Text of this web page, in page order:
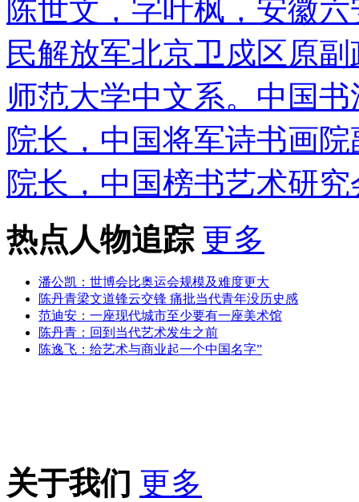
陈世文，字叶枫，安徽
民解放军北京卫戍区原
师范大学中文系。中国
院长，中国将军诗书画
院长，中国榜书艺术研
热点人物追踪 更多
潘公凯：世博会比奥运会规模及难度更大
陈丹青梁文道锋云交锋 痛批当代青年没历史感
范迪安：一座现代城市至少要有一座美术馆
陈丹青：回到当代艺术发生之前
陈逸飞：给艺术与商业起一个中国名字”
关于我们 更多